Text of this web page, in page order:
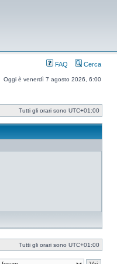
FAQ Cerca
Oggi è venerdì 7 agosto 2026, 6:00
Tutti gli orari sono UTC+01:00
Tutti gli orari sono UTC+01:00